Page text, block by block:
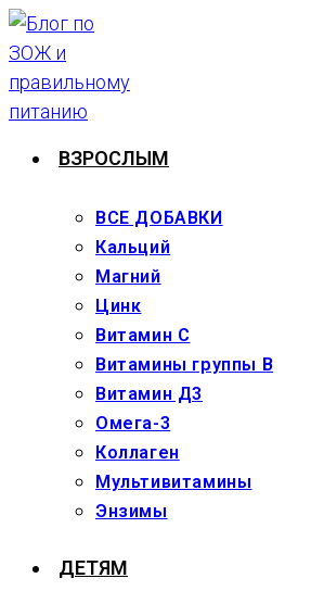
Перейти
к
содержимому
ВЗРОСЛЫМ
ВСЕ ДОБАВКИ
Кальций
Магний
Цинк
Витамин С
Витамины группы В
Витамин Д3
Омега-3
Коллаген
Мультивитамины
Энзимы
ДЕТЯМ